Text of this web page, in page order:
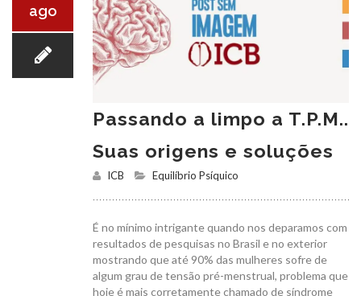
ago
Passando a limpo a T.P.M..
Suas origens e soluções
ICB Equilíbrio Psíquico
É no mínimo intrigante quando nos deparamos com
resultados de pesquisas no Brasil e no exterior
mostrando que até 90% das mulheres sofre de
algum grau de tensão pré-menstrual, problema que
hoje é mais corretamente chamado de síndrome